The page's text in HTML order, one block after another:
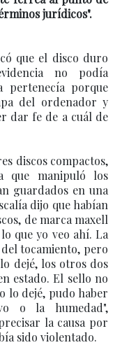
jurídicos".
que el disco duro
no podía
pertenecía porque
del ordenador y
dar fe de a cuál de
discos compactos,
que manipuló los
guardados en una
dijo que habían
de marca maxell
que yo veo ahí. La
tocamiento, pero
dejé, los otros dos
estado. El sello no
lo dejé, pudo haber
o la humedad",
la causa por
sido violentado.